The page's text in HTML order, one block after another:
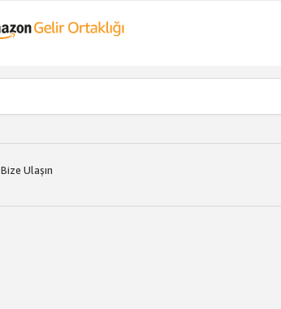
Bize Ulaşın